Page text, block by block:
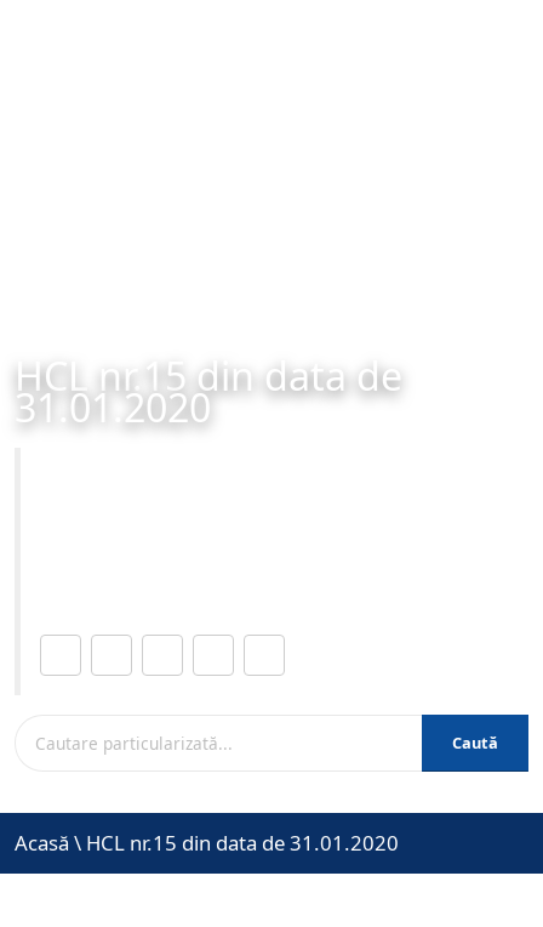
HCL nr.15 din data de
31.01.2020
Caută
Acasă \ HCL nr.15 din data de 31.01.2020